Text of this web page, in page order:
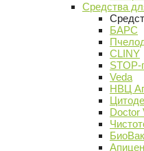
Средства
БАРС
CLINY
Veda
НВЦ
Doctor